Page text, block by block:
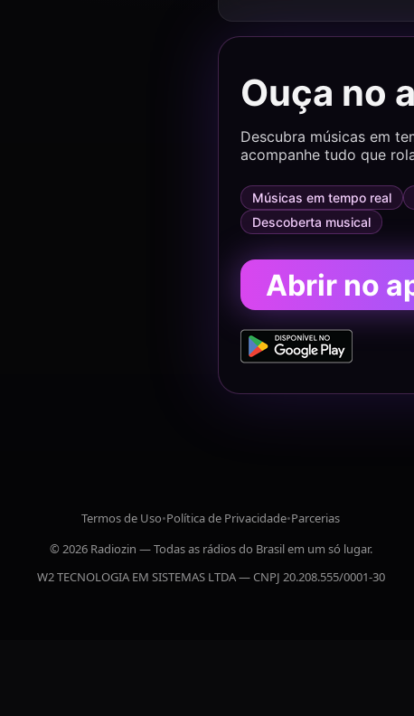
Ouça no
Descubra músicas em
acompanhe tudo que
Músicas em tempo real
Descoberta musical
Abrir no
Termos de Uso•Política de Privacidade•Parcerias
© 2026 Radiozin — Todas as rádios do Brasil em um só lugar.
W2 TECNOLOGIA EM SISTEMAS LTDA — CNPJ 20.208.555/0001-30